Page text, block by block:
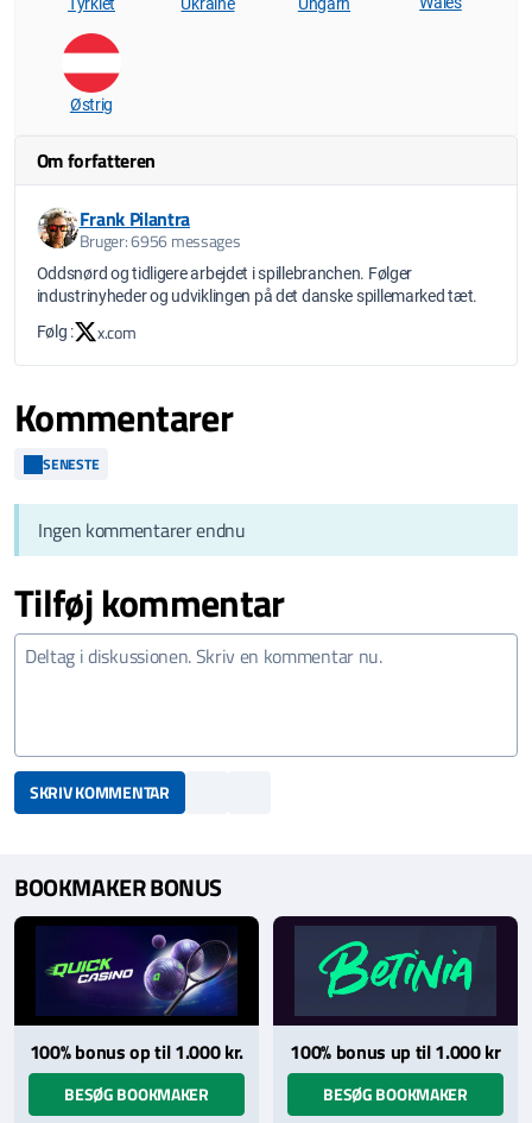
Tyrkiet Ukraine Ungarn
Østrig
Om forfatteren
Frank Pilantra
Bruger: 6956 messages
Oddsnørd og tidligere arbejdet i spillebranchen. Følger
industrinyheder og udviklingen på det danske spillemarked tæt.
Følg :
x.com
Kommentarer
SENESTE
Ingen kommentarer endnu
Tilføj kommentar
SKRIV KOMMENTAR
BOOKMAKER BONUS
100% bonus op til 1.000 kr.
BESØG BOOKMAKER
100% bonus up til 1.000 kr
BESØG BOOKMAKER